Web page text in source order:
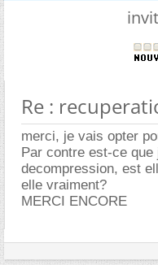
Re :
merci, je vais opter
Par contre est-ce
decompression, est
elle vraiment?
MERCI ENCORE